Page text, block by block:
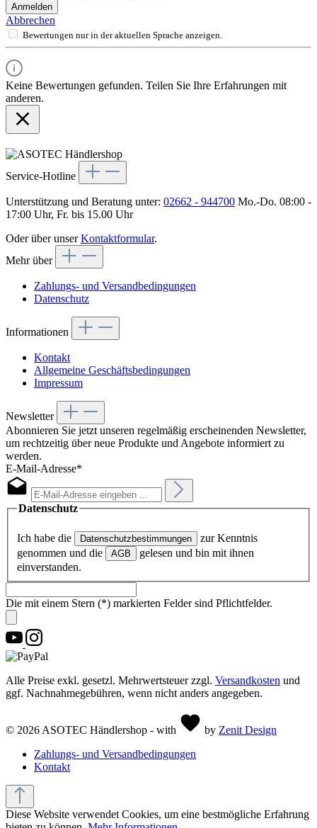
Anmelden
Abbrechen
Bewertungen nur in der aktuellen Sprache anzeigen.
Keine Bewertungen gefunden. Teilen Sie Ihre Erfahrungen mit
anderen.
Service-Hotline
Unterstützung und Beratung unter: 02662 - 944700 Mo.-Do. 08:00 -
17:00 Uhr, Fr. bis 15.00 Uhr
Oder über unserKontaktformular.
Mehr über
Zahlungs- und Versandbedingungen
Datenschutz
Informationen
Kontakt
Allgemeine Geschäftsbedingungen
Impressum
Newsletter
Abonnieren Sie jetzt unseren regelmäßig erscheinenden Newsletter,
um rechtzeitig über neue Produkte und Angebote informiert zu
werden.
E-Mail-Adresse*
Datenschutz
Ich habe die Datenschutzbestimmungen
zur Kenntnis
genommen und die
AGB
gelesen und bin mit ihnen
einverstanden.
Die mit einem Stern (*) markierten Felder sind Pflichtfelder.
Alle Preise exkl. gesetzl. Mehrwertsteuer zzgl. Versandkosten und
ggf. Nachnahmegebühren, wenn nicht anders angegeben.
© 2026 ASOTEC Händlershop - with by Zenit Design
Zahlungs- und Versandbedingungen
Kontakt
Diese Website verwendet Cookies, um eine bestmögliche Erfahrung